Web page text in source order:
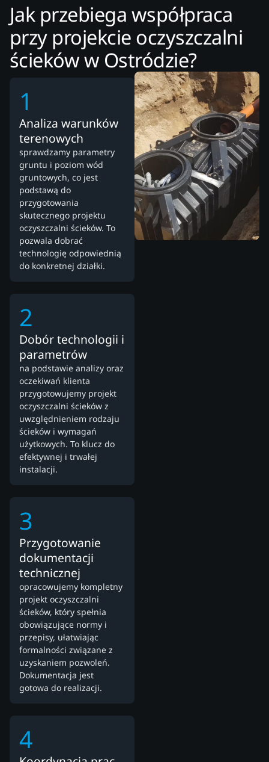
Jak przebiega współpraca
przy projekcie oczyszczalni
ścieków w Ostródzie?
1
Analiza warunków
terenowych
sprawdzamy parametry
gruntu i poziom wód
gruntowych, co jest
podstawą do
przygotowania
skutecznego projektu
oczyszczalni ścieków. To
pozwala dobrać
technologię odpowiednią
do konkretnej działki.
2
Dobór technologii i
parametrów
na podstawie analizy oraz
oczekiwań klienta
przygotowujemy projekt
oczyszczalni ścieków z
uwzględnieniem rodzaju
ścieków i wymagań
użytkowych. To klucz do
efektywnej i trwałej
instalacji.
3
Przygotowanie
dokumentacji
technicznej
opracowujemy kompletny
projekt oczyszczalni
ścieków, który spełnia
obowiązujące normy i
przepisy, ułatwiając
formalności związane z
uzyskaniem pozwoleń.
Dokumentacja jest
gotowa do realizacji.
4